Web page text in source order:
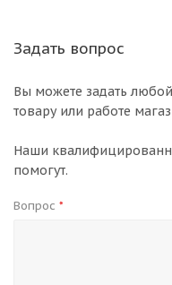
Задать вопрос
Вы можете задать
товару или работе
Наши
помогут.
Вопрос *